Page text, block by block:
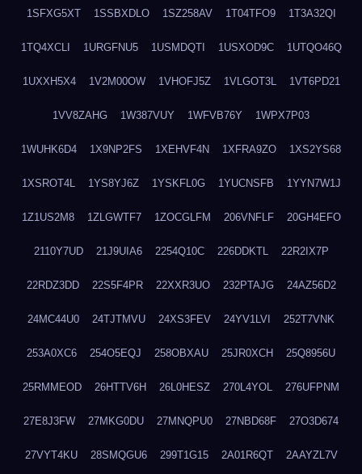
1SFXG5XT 1SSBXDLO 1SZ258AV 1T04TFO9 1T3A32QI
1TQ4XCLI 1URGFNU5 1USMDQTI 1USXOD9C 1UTQO46Q
1UXXH5X4 1V2M00OW 1VHOFJ5Z 1VLGOT3L 1VT6PD21
1VV8ZAHG 1W387VUY 1WFVB76Y 1WPX7P03
1WUHK6D4 1X9NP2FS 1XEHVF4N 1XFRA9ZO 1XS2YS68
1XSROT4L 1YS8YJ6Z 1YSKFL0G 1YUCNSFB 1YYN7W1J
1Z1US2M8 1ZLGWTF7 1ZOCGLFM 206VNFLF 20GH4EFO
2110Y7UD 21J9UIA6 2254Q10C 226DDKTL 22R2IX7P
22RDZ3DD 22S5F4PR 22XXR3UO 232PTAJG 24AZ56D2
24MC44U0 24TJTMVU 24XS3FEV 24YV1LVI 252T7VNK
253A0XC6 254O5EQJ 258OBXAU 25JR0XCH 25Q8956U
25RMMEOD 26HTTV6H 26L0HESZ 270L4YOL 276UFPNM
27E8J3FW 27MKG0DU 27MNQPU0 27NBD68F 27O3D674
27VYT4KU 28SMQGU6 299T1G15 2A01R6QT 2AAYZL7V